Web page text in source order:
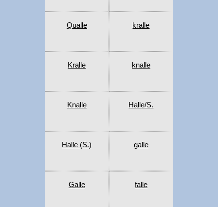
Qualle kralle
Kralle knalle
Knalle Halle/S.
Halle (S.) galle
Galle falle